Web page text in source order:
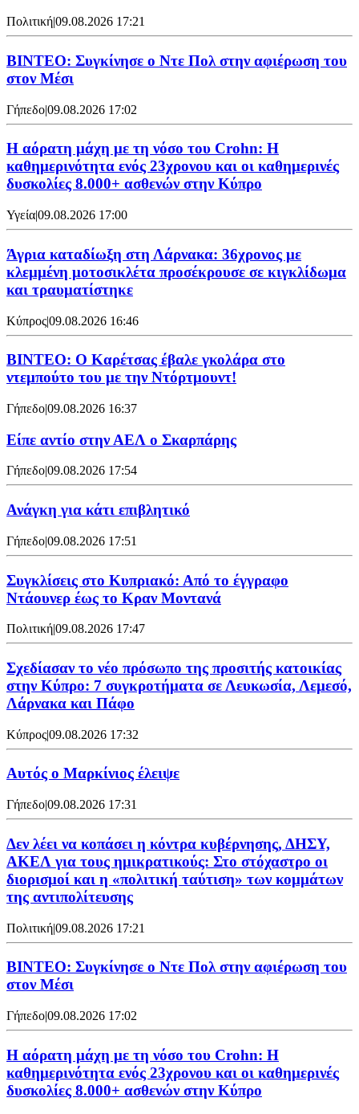
Πολιτική|09.08.2026 17:21
ΒΙΝΤΕΟ: Συγκίνησε ο Ντε Πολ στην αφιέρωση του
στον Μέσι
Γήπεδο|09.08.2026 17:02
Η αόρατη μάχη με τη νόσο του Crohn: Η
καθημερινότητα ενός 23χρονου και οι καθημερινές
δυσκολίες 8.000+ ασθενών στην Κύπρο
Υγεία|09.08.2026 17:00
Άγρια καταδίωξη στη Λάρνακα: 36χρονος με
κλεμμένη μοτοσικλέτα προσέκρουσε σε κιγκλίδωμα
και τραυματίστηκε
Κύπρος|09.08.2026 16:46
ΒΙΝΤΕΟ: Ο Καρέτσας έβαλε γκολάρα στο
ντεμπούτο του με την Ντόρτμουντ!
Γήπεδο|09.08.2026 16:37
Είπε αντίο στην ΑΕΛ ο Σκαρπάρης
Γήπεδο|09.08.2026 17:54
Ανάγκη για κάτι επιβλητικό
Γήπεδο|09.08.2026 17:51
Συγκλίσεις στο Κυπριακό: Από το έγγραφο
Ντάουνερ έως το Κραν Μοντανά
Πολιτική|09.08.2026 17:47
Σχεδίασαν το νέο πρόσωπο της προσιτής κατοικίας
στην Κύπρο: 7 συγκροτήματα σε Λευκωσία, Λεμεσό,
Λάρνακα και Πάφο
Κύπρος|09.08.2026 17:32
Αυτός ο Μαρκίνιος έλειψε
Γήπεδο|09.08.2026 17:31
Δεν λέει να κοπάσει η κόντρα κυβέρνησης, ΔΗΣΥ,
ΑΚΕΛ για τους ημικρατικούς: Στο στόχαστρο οι
διορισμοί και η «πολιτική ταύτιση» των κομμάτων
της αντιπολίτευσης
Πολιτική|09.08.2026 17:21
ΒΙΝΤΕΟ: Συγκίνησε ο Ντε Πολ στην αφιέρωση του
στον Μέσι
Γήπεδο|09.08.2026 17:02
Η αόρατη μάχη με τη νόσο του Crohn: Η
καθημερινότητα ενός 23χρονου και οι καθημερινές
δυσκολίες 8.000+ ασθενών στην Κύπρο